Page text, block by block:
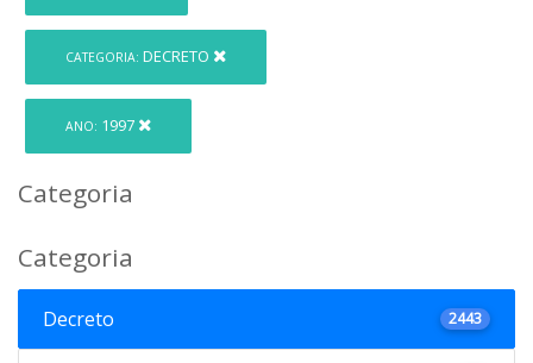
CATEGORIA: DECRETO
ANO: 1997
Categoria
Categoria
Decreto 2443